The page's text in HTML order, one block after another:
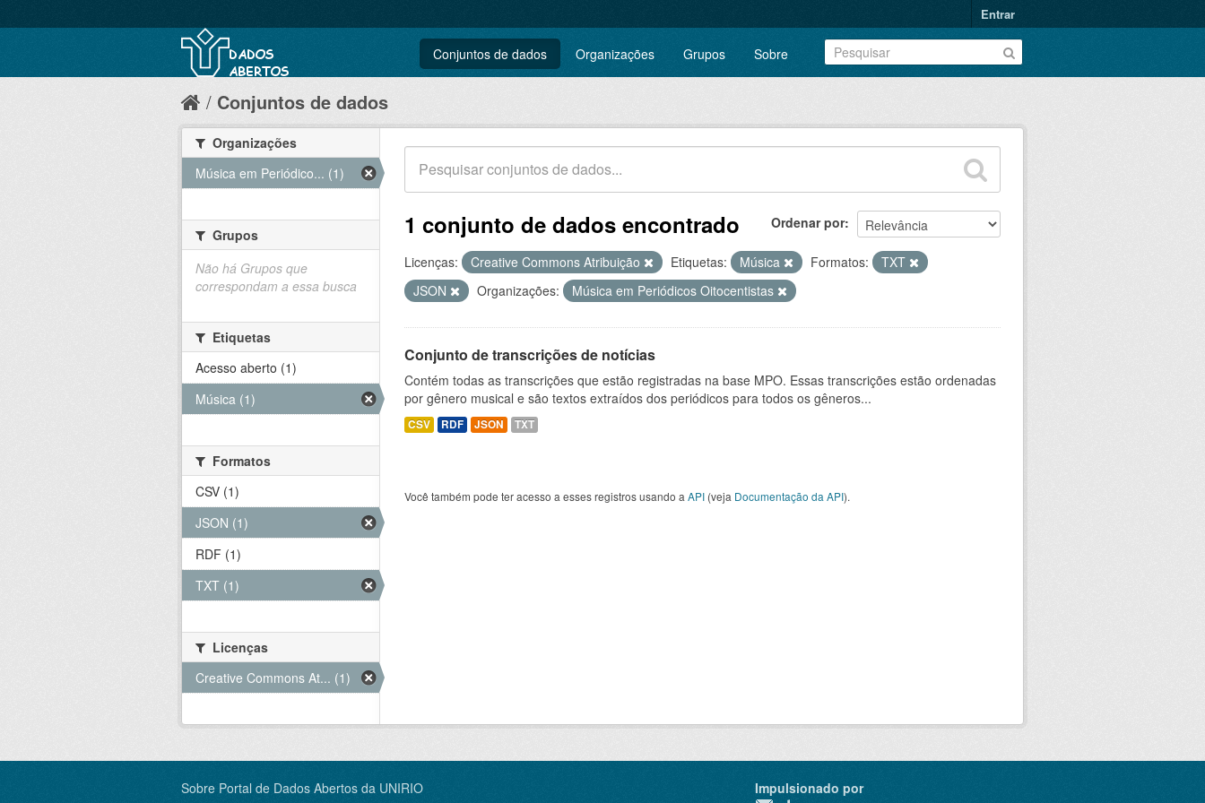
Entrar
Conjuntos de dados Organizações Grupos Sobre
Conjuntos de dados
Ordenar por
1 conjunto de dados encontrado
Licenças: Creative Commons Atribuição Etiquetas: Música Formatos:
TXT
JSON
Organizações: Música em Periódicos Oitocentistas
Conjunto de transcrições de notícias
Contém todas as transcrições que estão registradas na base MPO. Essas transcrições estão ordenadas
por gênero musical e são textos extraídos dos periódicos para todos os gêneros...
CSV RDF JSON TXT
Você também pode ter acesso a esses registros usando a API (veja Documentação da API).
Organizações
Música em Periódico... (1)
Grupos
Não há Grupos que
correspondam a essa busca
Etiquetas
Acesso aberto (1)
Música (1)
Formatos
CSV (1)
JSON (1)
RDF (1)
TXT (1)
Licenças
Creative Commons At... (1)
Sobre Portal de Dados Abertos da UNIRIO
Impulsionado por